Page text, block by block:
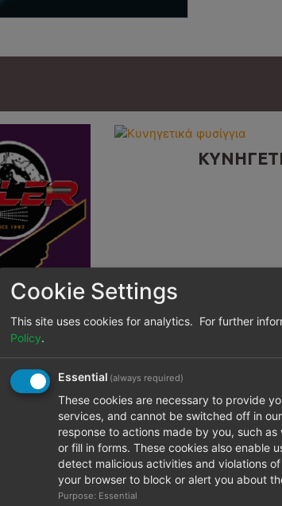
Cookie Settings
This site uses cookies for analytics. For further
Policy.
Essential (always required)
These cookies are necessary to provide
services, and cannot be switched off in
response to actions made by you, such
or fill in forms. These cookies also enable
detect malicious activities and violations
your browser to block or alert you about
Purpose: Essential